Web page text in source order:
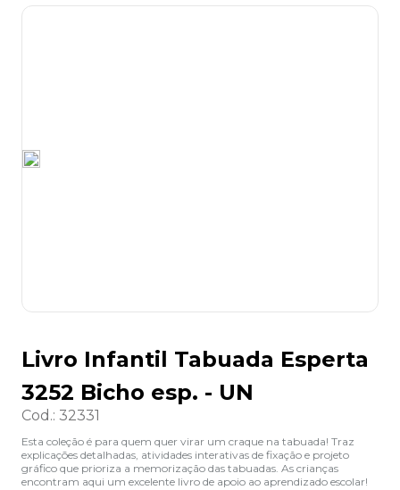
Livro Infantil Tabuada Esperta
3252 Bicho esp. - UN
Cod.: 32331
Esta coleção é para quem quer virar um craque na tabuada! Traz
explicações detalhadas, atividades interativas de fixação e projeto
gráfico que prioriza a memorização das tabuadas. As crianças
encontram aqui um excelente livro de apoio ao aprendizado escolar!
3º papel toalha
8